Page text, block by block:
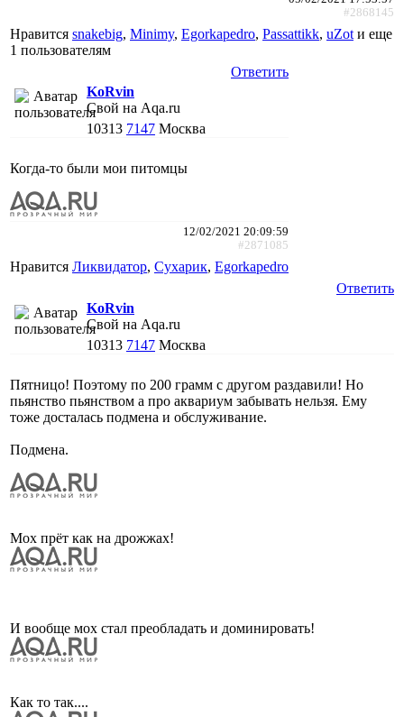
#2868145
Нравится snakebig, Minimy, Egorkapedro, Passattikk, uZot и еще
1 пользователям
Ответить
KoRvin
Свой на Aqa.ru
10313 7147 Москва
Когда-то были мои питомцы
12/02/2021 20:09:59
#2871085
Нравится Ликвидатор, Сухарик, Egorkapedro
Ответить
KoRvin
Свой на Aqa.ru
10313 7147 Москва
Пятницо! Поэтому по 200 грамм с другом раздавили! Но
пьянство пьянством а про аквариум забывать нельзя. Ему
тоже досталась подмена и обслуживание.
Подмена.
Мох прёт как на дрожжах!
И вообще мох стал преобладать и доминировать!
Как то так....